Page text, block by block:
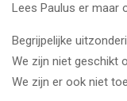
Lees Paulus er maar
Begrijpelijke
We zijn niet geschikt
We zijn er ook niet